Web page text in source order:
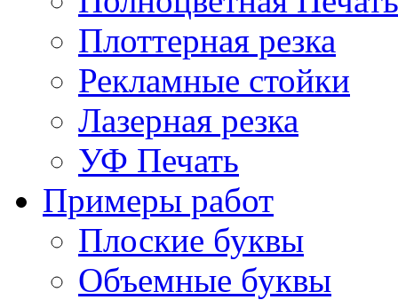
Плоттерная резка
Рекламные стойки
Лазерная резка
УФ Печать
Примеры работ
Плоские буквы
Объемные буквы